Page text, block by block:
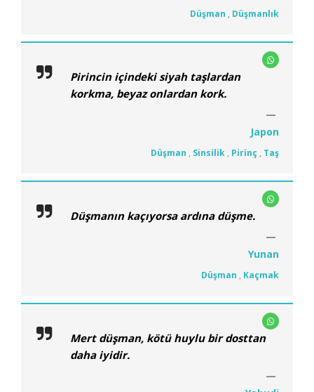
Düşman , Düşmanlık
Pirincin içindeki siyah taşlardan
korkma, beyaz onlardan kork.
Japon
Düşman , Sinsilik , Pirinç , Taş
Düşmanın kaçıyorsa ardına düşme.
Yunan
Düşman , Kaçmak
Mert düşman, kötü huylu bir dosttan
daha iyidir.